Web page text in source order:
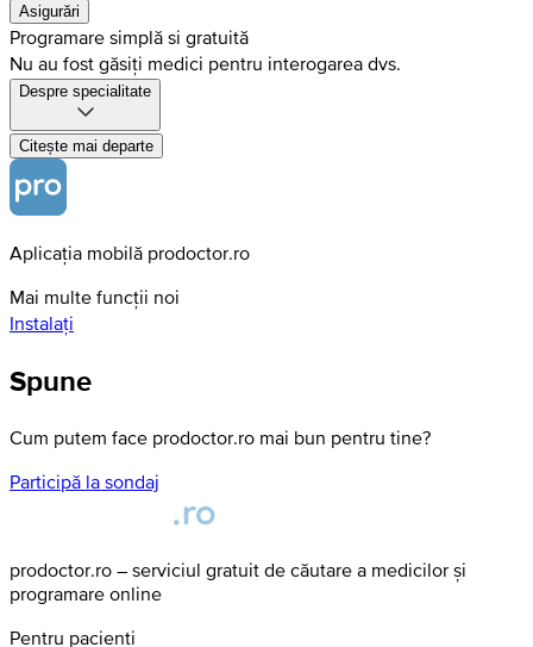
Asigurări
Programare simplă si gratuită
Nu au fost găsiți medici pentru interogarea dvs.
Despre specialitate
Citește mai departe
Aplicația mobilă prodoctor.ro
Mai multe funcții noi
Instalați
Spune
Cum putem face prodoctor.ro mai bun pentru tine?
Participă la sondaj
prodoctor.ro – serviciul gratuit de căutare a medicilor și
programare online
Pentru pacienți